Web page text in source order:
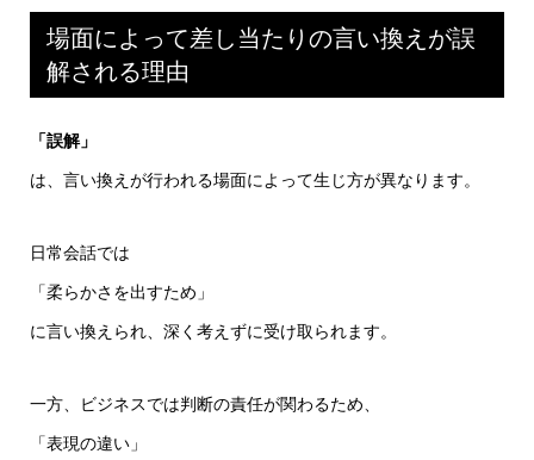
場面によって差し当たりの言い換えが誤
解される理由
「誤解」
は、言い換えが行われる場面によって生じ方が異なります。
日常会話では
「柔らかさを出すため」
に言い換えられ、深く考えずに受け取られます。
一方、ビジネスでは判断の責任が関わるため、
「表現の違い」